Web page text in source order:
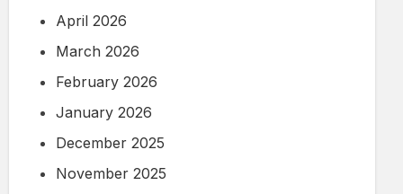
April 2026
March 2026
February 2026
January 2026
December 2025
November 2025